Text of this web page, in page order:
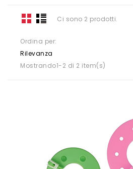
Ci sono 2 prodotti.
Ordina per:
Rilevanza
Mostrando1-2 di 2 item(s)